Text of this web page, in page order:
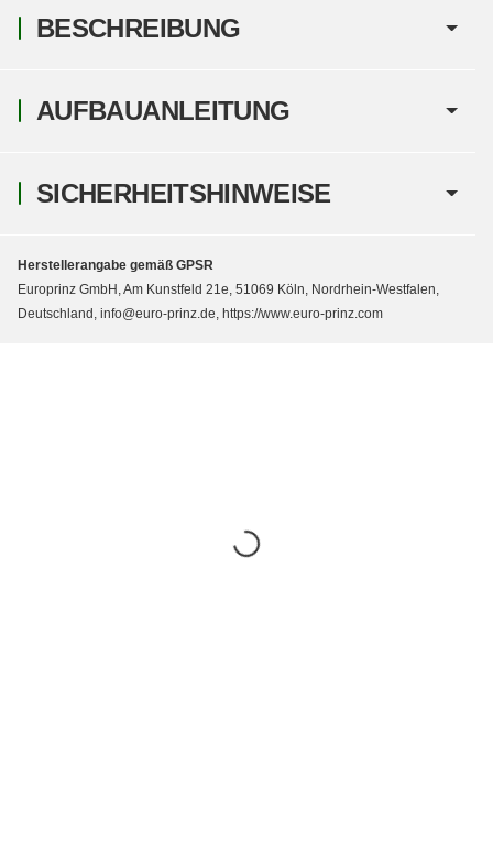
BESCHREIBUNG
AUFBAUANLEITUNG
SICHERHEITSHINWEISE
Herstellerangabe gemäß GPSR
Europrinz GmbH, Am Kunstfeld 21e, 51069 Köln, Nordrhein-Westfalen,
Deutschland, info@euro-prinz.de, https://www.euro-prinz.com